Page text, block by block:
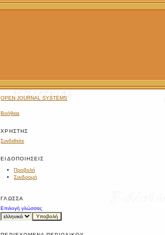
OPEN JOURNAL SYSTEMS
Βοήθεια
ΧΡΉΣΤΗΣ
Συνδεθείτε
ΕΙΔΟΠΟΙΉΣΕΙΣ
Προβολή
Συνδρομή
ΓΛΏΣΣΑ
Επιλογή γλώσσας